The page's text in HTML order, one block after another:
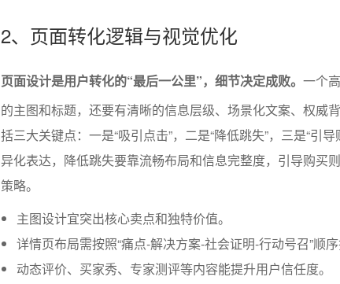
2、页面转化逻辑与视觉优化
页面设计是用户转化的“最后一公里”，细节决定成败。 一个
的主图和标题，还要有清晰的信息层级、场景化文案、权威
括三大关键点：一是“吸引点击”，二是“降低跳失”，三是“引
异化表达，降低跳失要靠流畅布局和信息完整度，引导购买
策略。
主图设计宜突出核心卖点和独特价值。
详情页布局需按照“痛点-解决方案-社会证明-行动号召”顺序
动态评价、买家秀、专家测评等内容能提升用户信任度。